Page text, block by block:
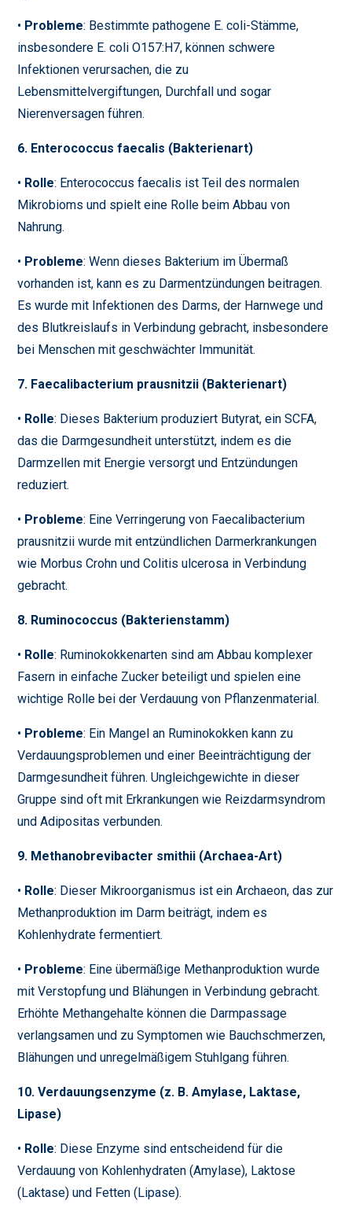
• Probleme: Bestimmte pathogene E. coli-Stämme,
insbesondere E. coli O157:H7, können schwere
Infektionen verursachen, die zu
Lebensmittelvergiftungen, Durchfall und sogar
Nierenversagen führen.
6. Enterococcus faecalis (Bakterienart)
• Rolle: Enterococcus faecalis ist Teil des normalen
Mikrobioms und spielt eine Rolle beim Abbau von
Nahrung.
• Probleme: Wenn dieses Bakterium im Übermaß
vorhanden ist, kann es zu Darmentzündungen beitragen.
Es wurde mit Infektionen des Darms, der Harnwege und
des Blutkreislaufs in Verbindung gebracht, insbesondere
bei Menschen mit geschwächter Immunität.
7. Faecalibacterium prausnitzii (Bakterienart)
• Rolle: Dieses Bakterium produziert Butyrat, ein SCFA,
das die Darmgesundheit unterstützt, indem es die
Darmzellen mit Energie versorgt und Entzündungen
reduziert.
• Probleme: Eine Verringerung von Faecalibacterium
prausnitzii wurde mit entzündlichen Darmerkrankungen
wie Morbus Crohn und Colitis ulcerosa in Verbindung
gebracht.
8. Ruminococcus (Bakterienstamm)
• Rolle: Ruminokokkenarten sind am Abbau komplexer
Fasern in einfache Zucker beteiligt und spielen eine
wichtige Rolle bei der Verdauung von Pflanzenmaterial.
• Probleme: Ein Mangel an Ruminokokken kann zu
Verdauungsproblemen und einer Beeinträchtigung der
Darmgesundheit führen. Ungleichgewichte in dieser
Gruppe sind oft mit Erkrankungen wie Reizdarmsyndrom
und Adipositas verbunden.
9. Methanobrevibacter smithii (Archaea-Art)
• Rolle: Dieser Mikroorganismus ist ein Archaeon, das zur
Methanproduktion im Darm beiträgt, indem es
Kohlenhydrate fermentiert.
• Probleme: Eine übermäßige Methanproduktion wurde
mit Verstopfung und Blähungen in Verbindung gebracht.
Erhöhte Methangehalte können die Darmpassage
verlangsamen und zu Symptomen wie Bauchschmerzen,
Blähungen und unregelmäßigem Stuhlgang führen.
10. Verdauungsenzyme (z. B. Amylase, Laktase,
Lipase)
• Rolle: Diese Enzyme sind entscheidend für die
Verdauung von Kohlenhydraten (Amylase), Laktose
(Laktase) und Fetten (Lipase).